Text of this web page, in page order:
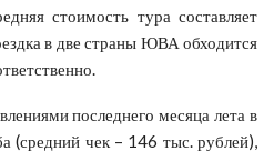
стоимость тура составляет
в две страны ЮВА обходится
последнего месяца лета в
(средний чек – 146 тыс. рублей),